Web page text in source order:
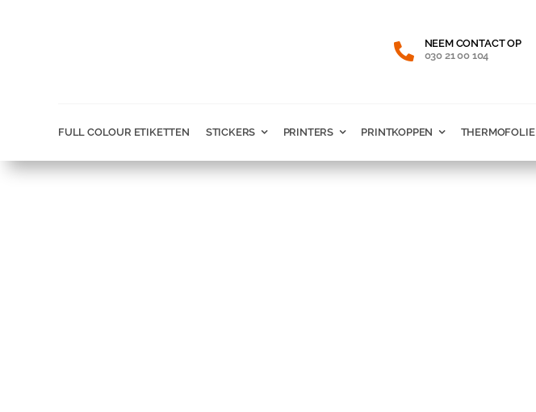
NEEM CONTACT OP
030 21 00 104
FULL COLOUR ETIKETTEN STICKERS PRINTERS PRINTKOPPEN THERMOFOLIE